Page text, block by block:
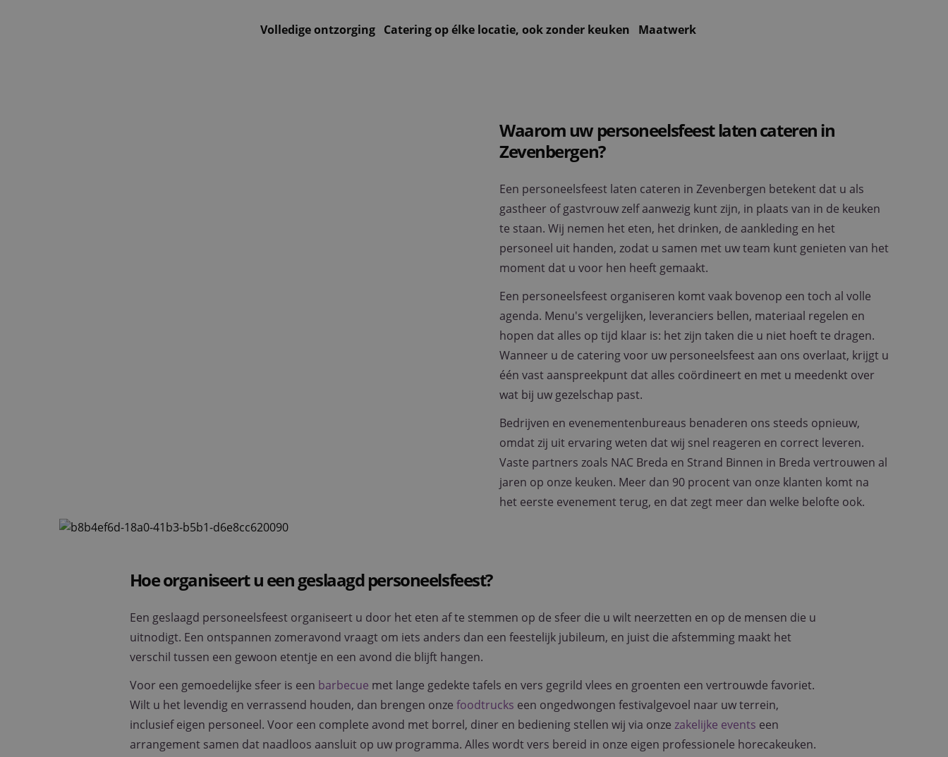
Volledige ontzorging Catering op élke locatie, ook zonder keuken Maatwerk
Waarom uw personeelsfeest laten cateren in
Zevenbergen?
Een personeelsfeest laten cateren in Zevenbergen betekent dat u als
gastheer of gastvrouw zelf aanwezig kunt zijn, in plaats van in de keuken
te staan. Wij nemen het eten, het drinken, de aankleding en het
personeel uit handen, zodat u samen met uw team kunt genieten van het
moment dat u voor hen heeft gemaakt.
Een personeelsfeest organiseren komt vaak bovenop een toch al volle
agenda. Menu's vergelijken, leveranciers bellen, materiaal regelen en
hopen dat alles op tijd klaar is: het zijn taken die u niet hoeft te dragen.
Wanneer u de catering voor uw personeelsfeest aan ons overlaat, krijgt u
één vast aanspreekpunt dat alles coördineert en met u meedenkt over
wat bij uw gezelschap past.
Bedrijven en evenementenbureaus benaderen ons steeds opnieuw,
omdat zij uit ervaring weten dat wij snel reageren en correct leveren.
Vaste partners zoals NAC Breda en Strand Binnen in Breda vertrouwen al
jaren op onze keuken. Meer dan 90 procent van onze klanten komt na
het eerste evenement terug, en dat zegt meer dan welke belofte ook.
Hoe organiseert u een geslaagd personeelsfeest?
Een geslaagd personeelsfeest organiseert u door het eten af te stemmen op de sfeer die u wilt neerzetten en op de mensen die u
uitnodigt. Een ontspannen zomeravond vraagt om iets anders dan een feestelijk jubileum, en juist die afstemming maakt het
verschil tussen een gewoon etentje en een avond die blijft hangen.
Voor een gemoedelijke sfeer is een barbecue met lange gedekte tafels en vers gegrild vlees en groenten een vertrouwde favoriet.
Wilt u het levendig en verrassend houden, dan brengen onze foodtrucks een ongedwongen festivalgevoel naar uw terrein,
inclusief eigen personeel. Voor een complete avond met borrel, diner en bediening stellen wij via onze zakelijke events een
arrangement samen dat naadloos aansluit op uw programma. Alles wordt vers bereid in onze eigen professionele horecakeuken.